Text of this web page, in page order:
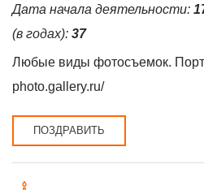
Дата начала деятельности:
(в годах): 37
Любые виды фотосъемок.
photo.gallery.ru/
ПОЗДРАВИТЬ